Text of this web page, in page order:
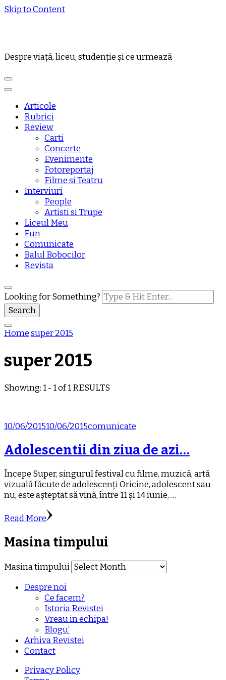
Skip to Content
Despre viață, liceu, studenție și ce urmează
Articole
Rubrici
Review
Carti
Concerte
Evenimente
Fotoreportaj
Filme si Teatru
Interviuri
People
Artisti si Trupe
Liceul Meu
Fun
Comunicate
Balul Bobocilor
Revista
Looking for Something?
Homesuper 2015
super 2015
Showing: 1 - 1 of 1 RESULTS
10/06/201510/06/2015comunicate
Adolescentii din ziua de azi…
Începe Super, singurul festival cu filme, muzică, artă
vizuală făcute de adolescenți Oricine, adolescent sau
nu, este așteptat să vină, între 11 și 14 iunie, …
Read More
Masina timpului
Masina timpului
Despre noi
Ce facem?
Istoria Revistei
Vreau in echipa!
Blogu’
Arhiva Revistei
Contact
Privacy Policy